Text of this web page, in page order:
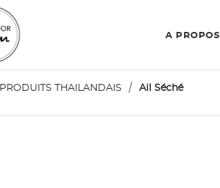
A PROPOS
PRODUITS THAILANDAIS Ail Séché